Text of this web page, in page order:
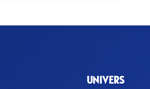
UNIVERS